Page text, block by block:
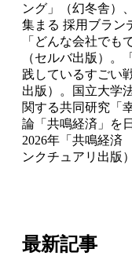
ング」（幻冬舎）
集まる 採用ブラン
「どんな会社でも
（セルバ出版）。
践しているすごい
出版）。国立大学
関する共同研究「
論「共鳴経済」を
2026年「共鳴経
ンクチュアリ出版
最新記事